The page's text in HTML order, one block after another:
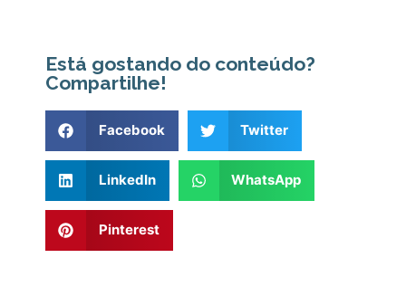
Está gostando do conteúdo?
Compartilhe!
Facebook Twitter
LinkedIn WhatsApp
Pinterest